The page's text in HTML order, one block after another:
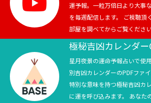
競馬
テニス四大大会・五輪
テニス四大大会・五輪
運予報。一粒万倍日より大事
を毎週配信します。 ご視聴頂
部屋を調べてからご覧ください
極秘吉凶カレンダ
星月夜景の運命予報占いで使
別吉凶カレンダーのPDFファ
特別な意味を持つ極秘吉凶カ
に運を呼び込みます。 あなた